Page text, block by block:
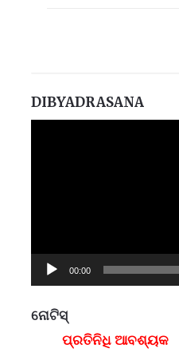
DIBYADRASANA
00:00
ନୋଟିସ୍
ପ୍ରତିନିଧି ଆବଶ୍ୟକ